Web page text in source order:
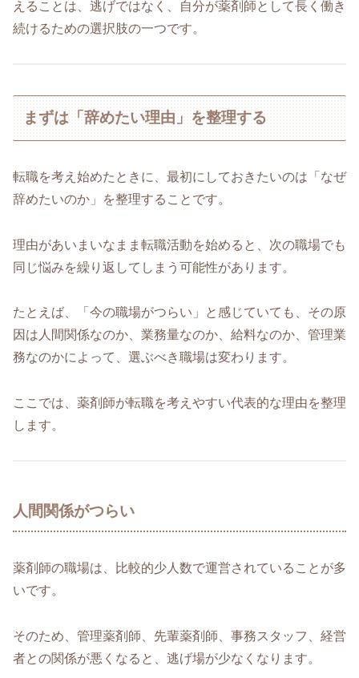
えることは、逃げではなく、自分が薬剤師として長く働き
続けるための選択肢の一つです。
まずは「辞めたい理由」を整理する
転職を考え始めたときに、最初にしておきたいのは「なぜ
辞めたいのか」を整理することです。
理由があいまいなまま転職活動を始めると、次の職場でも
同じ悩みを繰り返してしまう可能性があります。
たとえば、「今の職場がつらい」と感じていても、その原
因は人間関係なのか、業務量なのか、給料なのか、管理業
務なのかによって、選ぶべき職場は変わります。
ここでは、薬剤師が転職を考えやすい代表的な理由を整理
します。
人間関係がつらい
薬剤師の職場は、比較的少人数で運営されていることが多
いです。
そのため、管理薬剤師、先輩薬剤師、事務スタッフ、経営
者との関係が悪くなると、逃げ場が少なくなります。